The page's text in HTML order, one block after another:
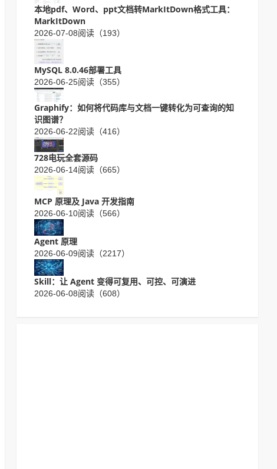
本地pdf、Word、ppt文档转MarkItDown格式工具：
MarkItDown
2026-07-08阅读（193）
MySQL 8.0.46部署工具
2026-06-25阅读（355）
Graphify：如何将代码库与文档一键转化为可查询的知
识图谱？
2026-06-22阅读（416）
728电玩全套源码
2026-06-14阅读（665）
MCP 原理及 Java 开发指南
2026-06-10阅读（566）
Agent 原理
2026-06-09阅读（2217）
Skill：让 Agent 变得可复用、可控、可演进
2026-06-08阅读（608）